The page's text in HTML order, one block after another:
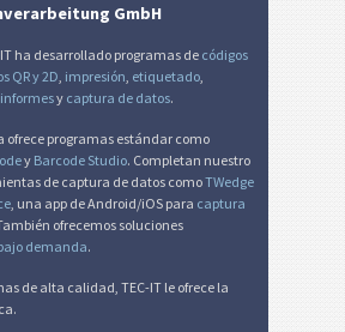
GmbH
IT ha desarrollado programas decódigos
QR y 2D impresión etiquetado
y captura de datos.
ofrece programas estándar como
y Barcode Studio. Completan nuestro
de captura de datos comoTWedge
, una app de Android/iOS para captura
ofrecemos soluciones
demanda.
de alta calidad, TEC-IT le ofrece la